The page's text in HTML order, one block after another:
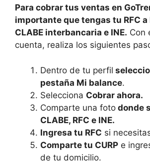
Para cobrar tus ventas en
importante que tengas tu RFC a
CLABE interbancaria e INE. Con
cuenta, realiza los siguientes
Dentro de tu perfil
pestaña Mi balance.
Selecciona Cobrar ahora.
Comparte una foto donde
CLABE, RFC e INE.
Ingresa tu RFC si
Comparte tu CURP e
de tu domicilio.